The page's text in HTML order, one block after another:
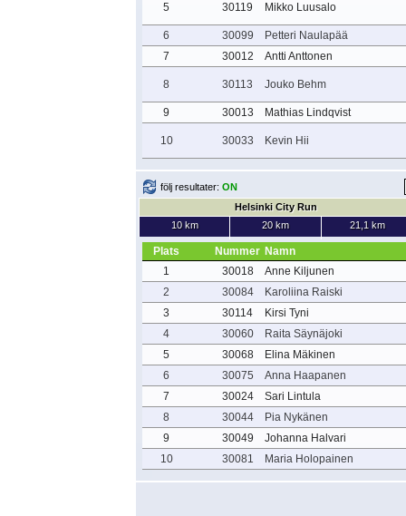
5 30119 Mikko Luusalo
6 30099
Petteri Naulapää
7
30012 Antti Anttonen
8 30113 Jouko Behm
9 30013 Mathias Lindqvist
10 30033 Kevin Hii
följ resultater: ON
Helsinki City Run
10 km
20 km 21,1 km
Plats Nummer Namn
1
30018
Anne Kiljunen
2
30084
Karoliina Raiski
3
30114
Kirsi Tyni
4
30060
Raita Säynäjoki
5
30068
Elina Mäkinen
6
30075
Anna Haapanen
7
30024
Sari Lintula
8
30044
Pia Nykänen
9
30049
Johanna Halvari
10
30081 Maria Holopainen